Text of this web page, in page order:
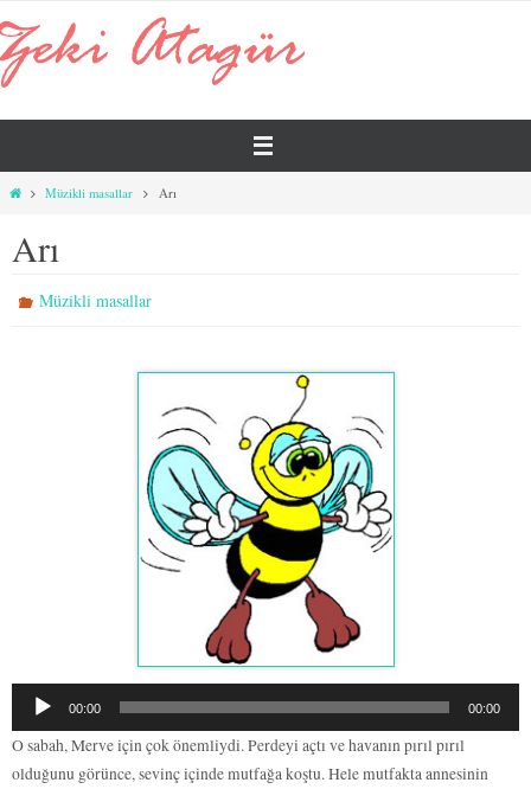
geç
HomeMüzikli masallar Arı
Arı
Müzikli masallar
00:00 00:00
O sabah, Merve için çok önemliydi. Perdeyi açtı ve havanın pırıl pırıl
olduğunu görünce, sevinç içinde mutfağa koştu. Hele mutfakta annesinin